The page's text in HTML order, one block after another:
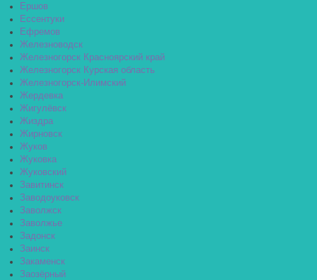
Ершов
Ессентуки
Ефремов
Железноводск
Железногорск Красноярский край
Железногорск Курская область
Железногорск-Илимский
Жердевка
Жигулёвск
Жиздра
Жирновск
Жуков
Жуковка
Жуковский
Завитинск
Заводоуковск
Заволжск
Заволжье
Задонск
Заинск
Закаменск
Заозёрный